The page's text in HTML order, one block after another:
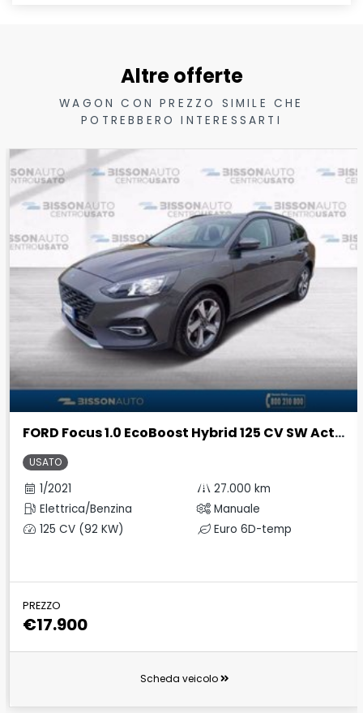
Altre offerte
WAGON CON PREZZO SIMILE CHE
POTREBBERO INTERESSARTI
FORD Focus 1.0 EcoBoost Hybrid 125 CV SW Active
USATO
1/2021
27.000 km
Elettrica/Benzina
Manuale
125 CV (92 KW)
Euro 6D-temp
PREZZO
€17.900
Scheda veicolo